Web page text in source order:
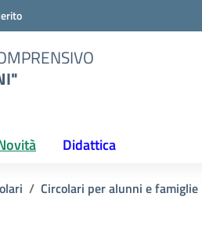
Didattica
Circolari per alunni e famiglie